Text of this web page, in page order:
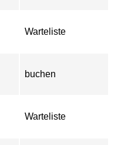
Warteliste
buchen
Warteliste